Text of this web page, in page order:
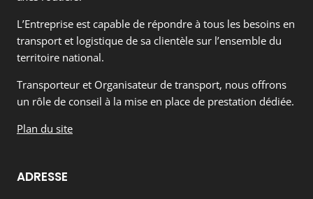
L’Entreprise est capable de répondre à tous les besoins en
transport et logistique de sa clientèle sur l’ensemble du
territoire national.
Transporteur et Organisateur de transport, nous offrons
un rôle de conseil à la mise en place de prestation dédiée.
Plan du site
ADRESSE